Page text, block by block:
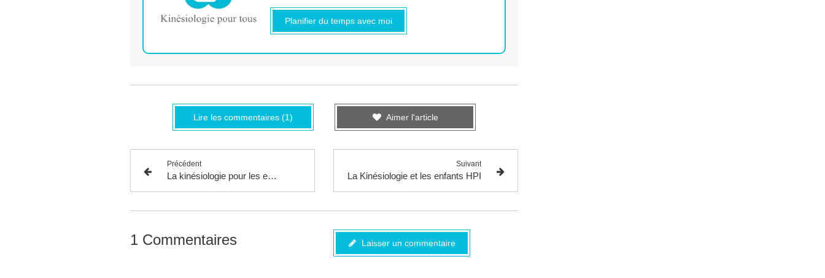
Planifier du temps avec moi
Lire les commentaires (1) Aimer l'article
Précédent
La kinésiologie pour les enfants jusqu'à 12 ans
Suivant
La Kinésiologie et les enfants HPI
1 Commentaires Laisser un commentaire